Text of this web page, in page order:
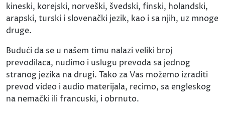
kineski, korejski, norveški, švedski, finski, holandski,
arapski, turski i slovenački jezik, kao i sa njih, uz mnoge
druge.
Budući da se u našem timu nalazi veliki broj
prevodilaca, nudimo i uslugu prevoda sa jednog
stranog jezika na drugi. Tako za Vas možemo izraditi
prevod video i audio materijala, recimo, sa engleskog
na nemački ili francuski, i obrnuto.